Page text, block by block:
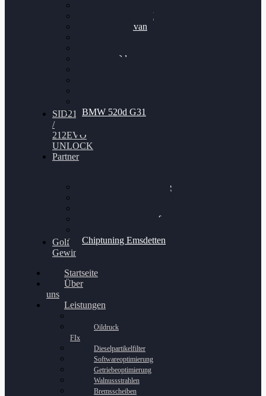
VW Passat 2.0TDI
VW T6 Multivan
BMW 120d
BMW 520d G31
SID212
/
212EVO
UNLOCK
Partner
Bilgenroth Performance
Chiptuning Schüttorf
Chiptuning Emsdetten
Golf
Gewinnspiel
Startseite
Über
uns
Leistungen
Oildruck
FIx
Dieselpartikelfilter
Softwareoptimierung
Getriebeoptimierung
Walnussstrahlen
Bremsscheiben